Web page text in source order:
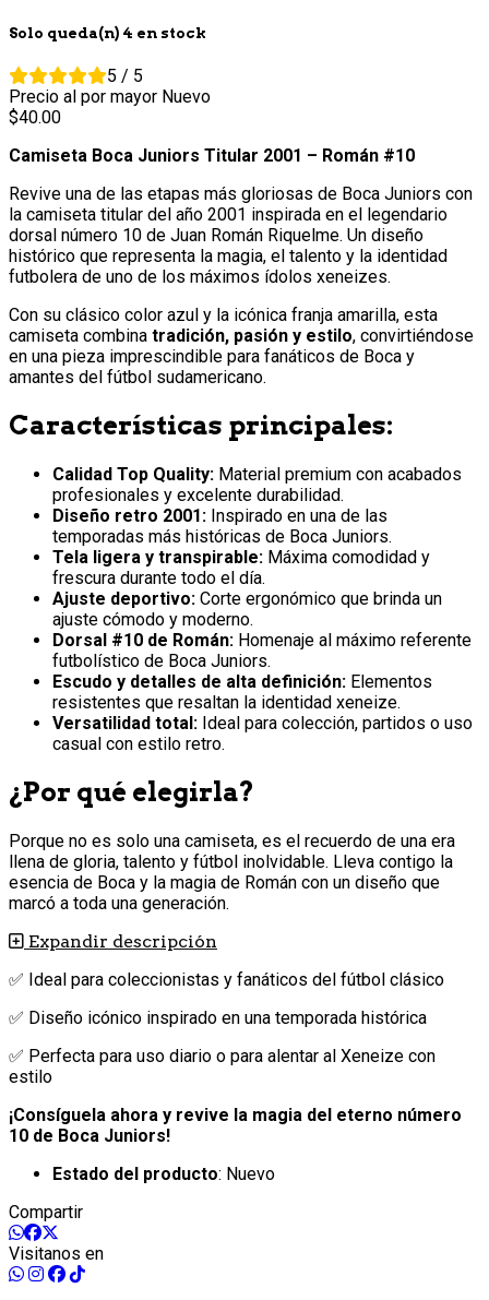
Solo queda(n) 4 en stock
5 / 5
Precio al por mayor Nuevo
40.00
Camiseta Boca Juniors Titular 2001 – Román #10
Revive una de las etapas más gloriosas de Boca Juniors con
la camiseta titular del año 2001 inspirada en el legendario
dorsal número 10 de Juan Román Riquelme. Un diseño
histórico que representa la magia, el talento y la identidad
futbolera de uno de los máximos ídolos xeneizes.
Con su clásico color azul y la icónica franja amarilla, esta
camiseta combina tradición, pasión y estilo, convirtiéndose
en una pieza imprescindible para fanáticos de Boca y
amantes del fútbol sudamericano.
Características principales:
Calidad Top Quality: Material premium con acabados
profesionales y excelente durabilidad.
Diseño retro 2001: Inspirado en una de las
temporadas más históricas de Boca Juniors.
Tela ligera y transpirable: Máxima comodidad y
frescura durante todo el día.
Ajuste deportivo: Corte ergonómico que brinda un
ajuste cómodo y moderno.
Dorsal #10 de Román: Homenaje al máximo referente
futbolístico de Boca Juniors.
Escudo y detalles de alta definición: Elementos
resistentes que resaltan la identidad xeneize.
Versatilidad total: Ideal para colección, partidos o uso
casual con estilo retro.
¿Por qué elegirla?
Porque no es solo una camiseta, es el recuerdo de una era
llena de gloria, talento y fútbol inolvidable. Lleva contigo la
esencia de Boca y la magia de Román con un diseño que
marcó a toda una generación.
Expandir descripción
✅ Ideal para coleccionistas y fanáticos del fútbol clásico
✅ Diseño icónico inspirado en una temporada histórica
✅ Perfecta para uso diario o para alentar al Xeneize con
estilo
¡Consíguela ahora y revive la magia del eterno número
10 de Boca Juniors!
Estado del producto: Nuevo
Compartir
Visitanos en